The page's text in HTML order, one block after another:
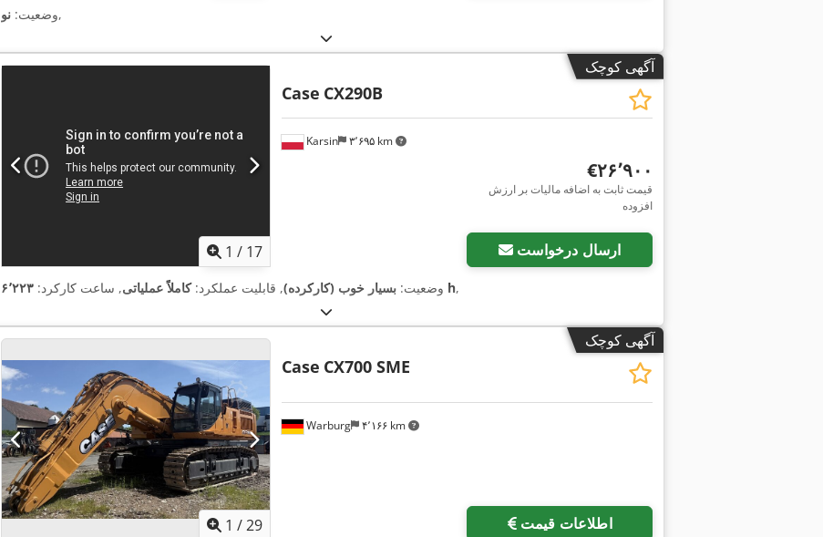
وضعیت: نو ,
آگهی کوچک
1 / 17
Karsin ۳٬۶۹۵ km
Case CX290B
‎€۲۶٬۹۰۰
قیمت ثابت به اضافه مالیات بر ارزش
افزوده
ارسال درخواست
وضعیت: بسیار خوب (کارکرده), قابلیت عملکرد:کاملاً عملیاتی, ساعت کارکرد: ۶٬۲۲۳ h,
آگهی کوچک
1 /29
Warburg ۴٬۱۶۶ km
Case CX700 SME
اطلاعات قیمت